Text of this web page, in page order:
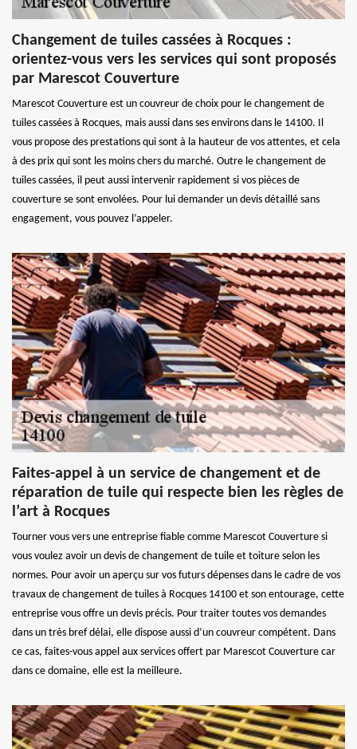
Changement de tuiles cassées à Rocques :
orientez-vous vers les services qui sont proposés
par Marescot Couverture
Marescot Couverture est un couvreur de choix pour le changement de
tuiles cassées à Rocques, mais aussi dans ses environs dans le 14100. Il
vous propose des prestations qui sont à la hauteur de vos attentes, et cela
à des prix qui sont les moins chers du marché. Outre le changement de
tuiles cassées, il peut aussi intervenir rapidement si vos pièces de
couverture se sont envolées. Pour lui demander un devis détaillé sans
engagement, vous pouvez l’appeler.
Faites-appel à un service de changement et de
réparation de tuile qui respecte bien les règles de
l’art à Rocques
Tourner vous vers une entreprise fiable comme Marescot Couverture si
vous voulez avoir un devis de changement de tuile et toiture selon les
normes. Pour avoir un aperçu sur vos futurs dépenses dans le cadre de vos
travaux de changement de tuiles à Rocques 14100 et son entourage, cette
entreprise vous offre un devis précis. Pour traiter toutes vos demandes
dans un très bref délai, elle dispose aussi d’un couvreur compétent. Dans
ce cas, faites-vous appel aux services offert par Marescot Couverture car
dans ce domaine, elle est la meilleure.